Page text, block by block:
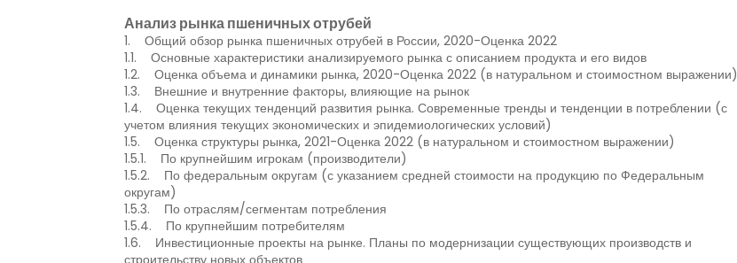
Анализ рынка пшеничных отрубей
1. Общий обзор рынка пшеничных отрубей в России, 2020-Оценка 2022
1.1. Основные характеристики анализируемого рынка с описанием продукта и его видов
1.2. Оценка объема и динамики рынка, 2020-Оценка 2022 (в натуральном и стоимостном выражении)
1.3. Внешние и внутренние факторы, влияющие на рынок
1.4. Оценка текущих тенденций развития рынка. Современные тренды и тенденции в потреблении (с
учетом влияния текущих экономических и эпидемиологических условий)
1.5. Оценка структуры рынка, 2021-Оценка 2022 (в натуральном и стоимостном выражении)
1.5.1. По крупнейшим игрокам (производители)
1.5.2. По федеральным округам (с указанием средней стоимости на продукцию по Федеральным
округам)
1.5.3. По отраслям/сегментам потребления
1.5.4. По крупнейшим потребителям
1.6. Инвестиционные проекты на рынке. Планы по модернизации существующих производств и